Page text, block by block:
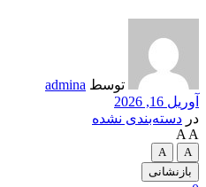
توسط admina
آوریل 16, 2026
در دسته‌بندی نشده
A A
A
A
بازنشانی